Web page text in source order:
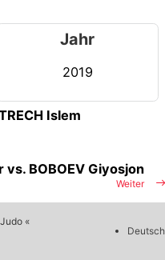
Jahr
2019
Islem
Weiter
vs. BOBOEV Giyosjon
«
Deutsch